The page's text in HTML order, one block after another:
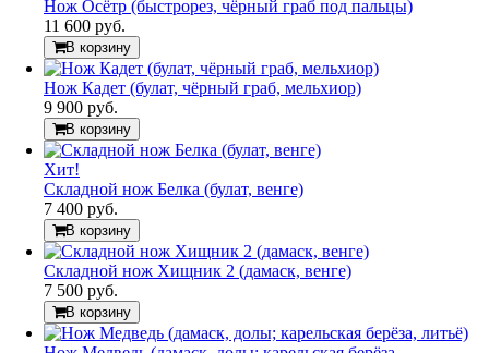
Нож Осётр (быстрорез, чёрный граб под пальцы)
11 600 руб.
В корзину
Нож Кадет (булат, чёрный граб, мельхиор)
9 900 руб.
В корзину
Хит!
Складной нож Белка (булат, венге)
7 400 руб.
В корзину
Складной нож Хищник 2 (дамаск, венге)
7 500 руб.
В корзину